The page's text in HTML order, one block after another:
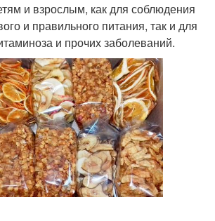
и взрослым, как для соблюдения
и правильного питания, так и для
и прочих заболеваний.